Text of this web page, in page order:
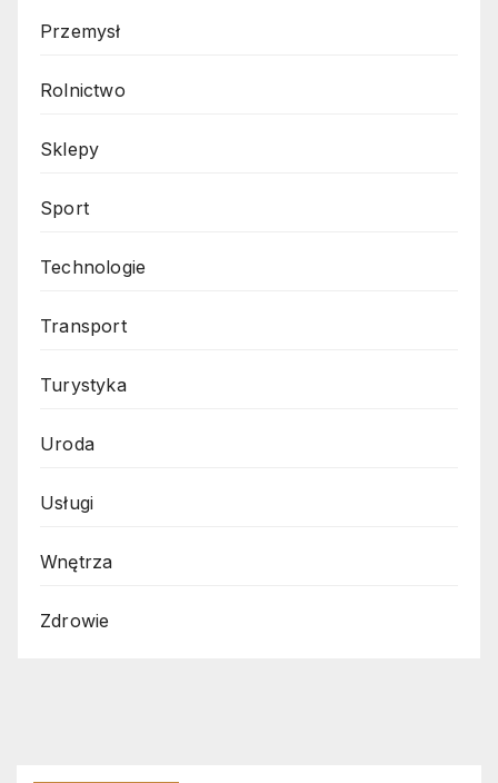
Przemysł
Rolnictwo
Sklepy
Sport
Technologie
Transport
Turystyka
Uroda
Usługi
Wnętrza
Zdrowie